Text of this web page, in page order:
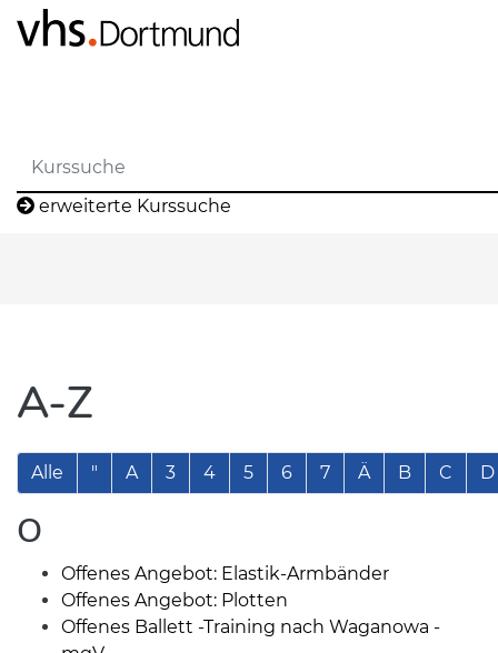
erweiterte Kurssuche
A-Z
Alle " A 3 4 5 6 7 Ä B C D
O
Offenes Angebot: Elastik-Armbänder
Offenes Angebot: Plotten
Offenes Ballett -Training nach Waganowa -